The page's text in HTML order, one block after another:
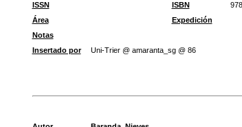
ISSN ISBN
Área
Expedición
Notas
Insertado por
Uni-Trier @ amaranta_sg @ 86